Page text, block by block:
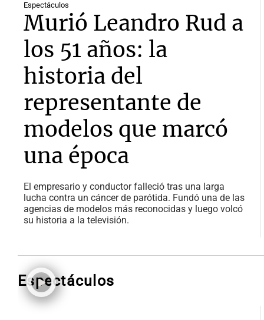
Espectáculos
Murió Leandro Rud a
los 51 años: la
historia del
representante de
modelos que marcó
una época
El empresario y conductor falleció tras una larga
lucha contra un cáncer de parótida. Fundó una de las
agencias de modelos más reconocidas y luego volcó
su historia a la televisión.
Espectáculos